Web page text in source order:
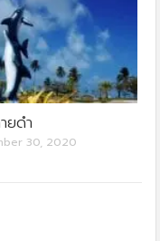
ยดำ
30, 2020